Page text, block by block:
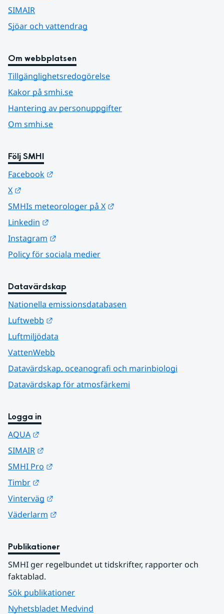
SIMAIR
Sjöar och vattendrag
Om webbplatsen
Tillgänglighetsredogörelse
Kakor på smhi.se
Hantering av personuppgifter
Om smhi.se
Följ SMHI
Facebook
X
SMHIs meteorologer på X
Linkedin
Instagram
Policy för sociala medier
Datavärdskap
Nationella emissionsdatabasen
Luftwebb
Luftmiljödata
VattenWebb
Datavärdskap, oceanografi och marinbiologi
Datavärdskap för atmosfärkemi
Logga in
AQUA
SIMAIR
SMHI Pro
Timbr
Vinterväg
Väderlarm
Publikationer
SMHI ger regelbundet ut tidskrifter, rapporter och
faktablad.
Sök publikationer
Nyhetsbladet Medvind